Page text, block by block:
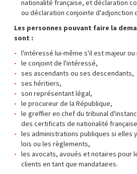
nationalité française, et déclaration
ou déclaration conjointe d'adjonction
Les personnes pouvant faire la
sont :
l'intéressé lui-même s'il est majeur ou
le conjoint de l'intéressé,
ses ascendants ou ses descendants,
ses héritiers,
son représentant légal,
le procureur de la République,
le greffier en chef du tribunal
des certificats de nationalité
les administrations publiques si elles
lois ou les règlements,
les avocats, avoués et notaires pour
clients en tant que mandataires.